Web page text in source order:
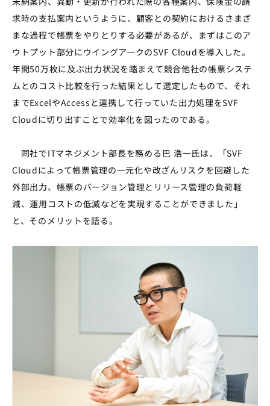
求時の支払案内というように、顧客との契約におけるさまざ
まな過程で帳票をやりとりする必要があるが、まずはこのア
ウトプット部分にウイングアークのSVF Cloudを導入した。
年間50万枚に及ぶ出力状況を踏まえて競合他社の帳票システ
ムとのコスト比較を行った結果として選定したもので、それ
までExcelやAccessと連携して行っていた出力処理をSVF
Cloudに切り出すことで効率化を図ったのである。
同社でITマネジメント部長を務める巴 浩一氏は、「SVF
Cloudによって帳票管理の一元化や改ざんリスクを回避した
外部出力、帳票のバージョン管理とリリース管理の負荷軽
減、運用コストの低減などを実現することができました」
と、そのメリットを語る。